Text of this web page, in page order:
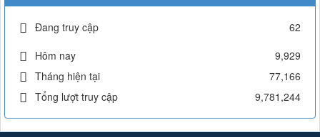
Đang truy cập
62
Hôm nay
9,929
Tháng hiện tại
77,166
Tổng lượt truy cập
9,781,244